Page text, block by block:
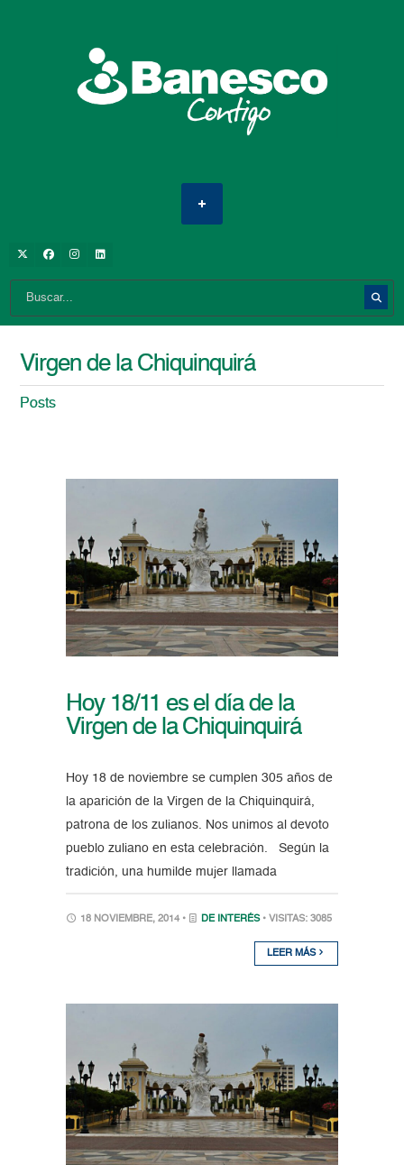
Virgen de la Chiquinquirá
Posts
Hoy 18/11 es el día de la
Virgen de la Chiquinquirá
Hoy 18 de noviembre se cumplen 305 años de
la aparición de la Virgen de la Chiquinquirá,
patrona de los zulianos. Nos unimos al devoto
pueblo zuliano en esta celebración. Según la
tradición, una humilde mujer llamada
18 NOVIEMBRE, 2014 • DE INTERÉS • VISITAS: 3085
LEER MÁS